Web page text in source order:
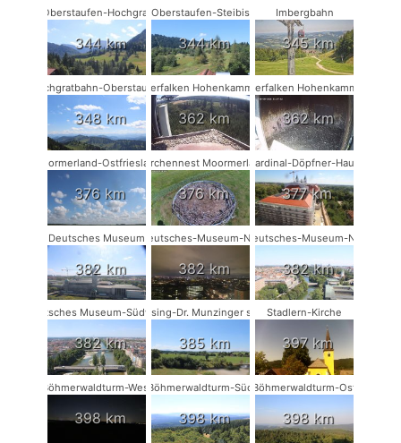
Oberstaufen-Hochgrat
344 km
Oberstaufen-Steibis
344 km
Imbergbahn
345 km
Hochgratbahn-Oberstaufen
348 km
Wanderfalken Hohenkammer #2
362 km
Wanderfalken Hohenkammer #1
362 km
Moormerland-Ostfriesland
376 km
Storchennest Moormerland
376 km
Kardinal-Döpfner-Haus
377 km
Deutsches Museum
382 km
Deutsches-Museum-NW
382 km
Deutsches-Museum-NO
382 km
Deutsches Museum-Südwest
382 km
Münsing-Dr. Munzinger sport
385 km
Stadlern-Kirche
397 km
Böhmerwaldturm-West
398 km
Böhmerwaldturm-Süd
398 km
Böhmerwaldturm-Ost
398 km